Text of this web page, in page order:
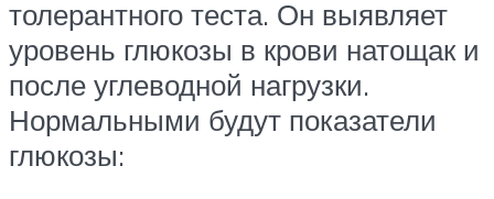
толерантного теста. Он выявляет
уровень глюкозы в крови натощак и
после углеводной нагрузки.
Нормальными будут показатели
глюкозы: